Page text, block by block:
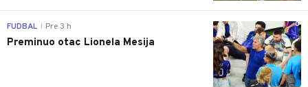
0
FUDBAL Pre 3 h
Preminuo otac Lionela Mesija